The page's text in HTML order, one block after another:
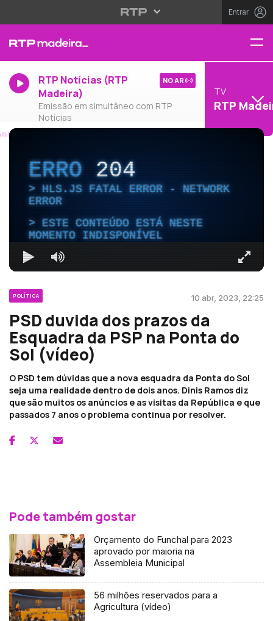
Entrar
RTP Notícias (RTP
Madeira)
Emissão em simultâneo com RTP
Notícias
NO AR
TV
RTP
ERRO204
HLS.JS FATAL ERROR - NETWORK
ERROR
ESTE CONTEÚDO ESTÁ NESTE
MOMENTO INDISPONÍVEL
POLÍTICA 10 abr, 2023, 22:25
PSD duvida dos prazos da
Esquadra da PSP na Ponta do
Sol (vídeo)
O PSD tem dúvidas que a nova esquadra da Ponta do Sol
seja uma realidade dentro de dois anos. Dinis Ramos diz
que são muitos os anúncios e as visitas da República e que
passados 7 anos o problema continua por resolver.
Pode também gostar
Orçamento do Funchal para 2023
aprovado por maioria na
Assembleia Municipal
56 milhões reservados para a
Agricultura (vídeo)